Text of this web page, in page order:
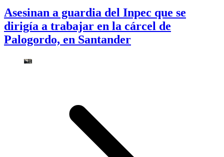
Asesinan a guardia del Inpec que se
dirigía a trabajar en la cárcel de
Palogordo, en Santander